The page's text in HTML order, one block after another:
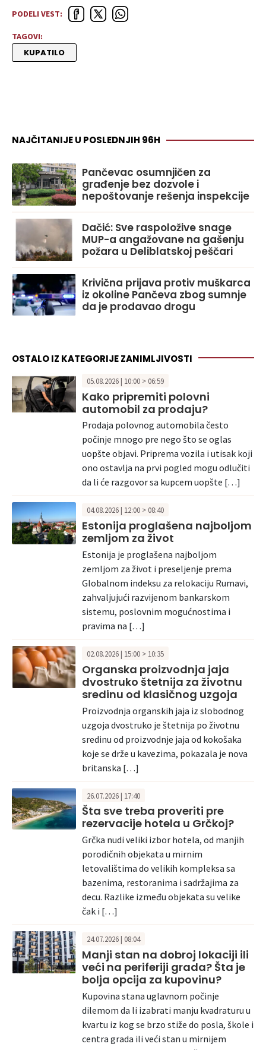
PODELI VEST:
TAGOVI:
KUPATILO
NAJČITANIJE U POSLEDNJIH 96H
Pančevac osumnjičen za
građenje bez dozvole i
nepoštovanje rešenja inspekcije
Dačić: Sve raspoložive snage
MUP-a angažovane na gašenju
požara u Deliblatskoj peščari
Krivična prijava protiv muškarca
iz okoline Pančeva zbog sumnje
da je prodavao drogu
OSTALO IZ KATEGORIJE ZANIMLJIVOSTI
05.08.2026 | 10:00 > 06:59
Kako pripremiti polovni
automobil za prodaju?
Prodaja polovnog automobila često
počinje mnogo pre nego što se oglas
uopšte objavi. Priprema vozila i utisak koji
ono ostavlja na prvi pogled mogu odlučiti
da li će razgovor sa kupcem uopšte […]
04.08.2026 | 12:00 > 08:40
Estonija proglašena najboljom
zemljom za život
Estonija je proglašena najboljom
zemljom za život i preseljenje prema
Globalnom indeksu za relokaciju Rumavi,
zahvaljujući razvijenom bankarskom
sistemu, poslovnim mogućnostima i
pravima na […]
02.08.2026 | 15:00 > 10:35
Organska proizvodnja jaja
dvostruko štetnija za životnu
sredinu od klasičnog uzgoja
Proizvodnja organskih jaja iz slobodnog
uzgoja dvostruko je štetnija po životnu
sredinu od proizvodnje jaja od kokošaka
koje se drže u kavezima, pokazala je nova
britanska […]
26.07.2026 | 17:40
Šta sve treba proveriti pre
rezervacije hotela u Grčkoj?
Grčka nudi veliki izbor hotela, od manjih
porodičnih objekata u mirnim
letovalištima do velikih kompleksa sa
bazenima, restoranima i sadržajima za
decu. Razlike između objekata su velike
čak i […]
24.07.2026 | 08:04
Manji stan na dobroj lokaciji ili
veći na periferiji grada? Šta je
bolja opcija za kupovinu?
Kupovina stana uglavnom počinje
dilemom da li izabrati manju kvadraturu u
kvartu iz kog se brzo stiže do posla, škole i
centra grada ili veći stan u mirnijem